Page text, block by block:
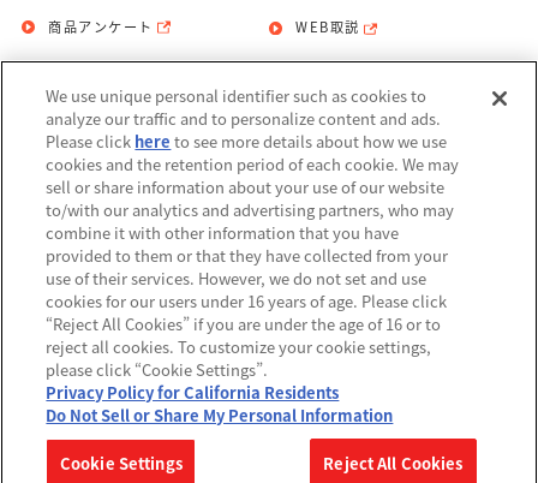
商品アンケート WEB取説
お問い合わせ 個人情報保護方針
利用規約
Do Not Sell or Share My Personal
Information
アレルギー情報
©BANDAI
▼コピーライト一覧を表示する
We use unique personal identifier such as cookies to
analyze our traffic and to personalize content and ads.
Please click here to see more details about how we use
cookies and the retention period of each cookie. We may
sell or share information about your use of our website
to/with our analytics and advertising partners, who may
combine it with other information that you have
provided to them or that they have collected from your
use of their services. However, we do not set and use
cookies for our users under 16 years of age. Please click
“Reject All Cookies” if you are under the age of 16 or to
reject all cookies. To customize your cookie settings,
please click “Cookie Settings”.
Privacy Policy for California Residents
Do Not Sell or Share My Personal Information
Cookie Settings Reject All Cookies